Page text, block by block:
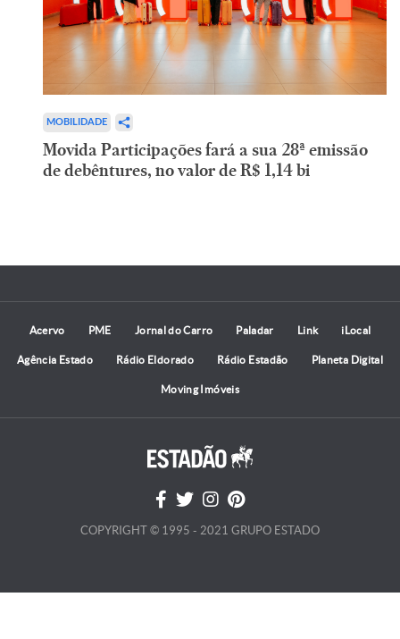
MOBILIDADE
Movida Participações fará a sua 28ª emissão
de debêntures, no valor de R$ 1,14 bi
Acervo PME Jornal do Carro Paladar Link iLocal
Agência Estado Rádio Eldorado Rádio Estadão Planeta Digital
Moving Imóveis
COPYRIGHT © 1995 - 2021 GRUPO ESTADO